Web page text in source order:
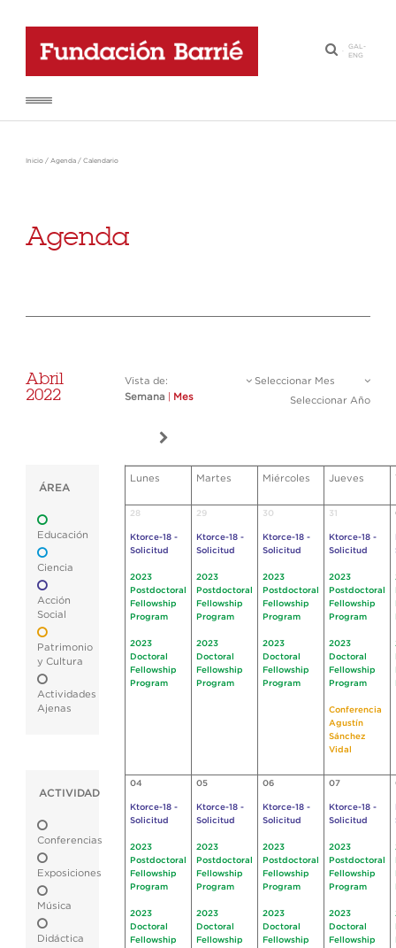
·
GAL-
ENG
Inicio / Agenda / Calendario
Agenda
Abril
2022
Vista de:
Semana
Mes
Seleccionar Mes
Seleccionar Año
ÁREA
Educación
Ciencia
Acción
Social
Patrimonio
y Cultura
Actividades
Ajenas
ACTIVIDAD
Conferencias
Exposiciones
Música
Didáctica
Lunes Martes Miércoles Jueves
28
Ktorce-18 -
Solicitud
2023
Postdoctoral
Fellowship
Program
2023
Doctoral
Fellowship
Program
29
Ktorce-18 -
Solicitud
2023
Postdoctoral
Fellowship
Program
2023
Doctoral
Fellowship
Program
30
Ktorce-18 -
Solicitud
2023
Postdoctoral
Fellowship
Program
2023
Doctoral
Fellowship
Program
31
Ktorce-18 -
Solicitud
2023
Postdoctoral
Fellowship
Program
2023
Doctoral
Fellowship
Program
Conferencia
Agustín
Sánchez
Vidal
04
Ktorce-18 -
Solicitud
2023
Postdoctoral
Fellowship
Program
2023
Doctoral
Fellowship
05
Ktorce-18 -
Solicitud
2023
Postdoctoral
Fellowship
Program
2023
Doctoral
Fellowship
06
Ktorce-18 -
Solicitud
2023
Postdoctoral
Fellowship
Program
2023
Doctoral
Fellowship
07
Ktorce-18 -
Solicitud
2023
Postdoctoral
Fellowship
Program
2023
Doctoral
Fellowship